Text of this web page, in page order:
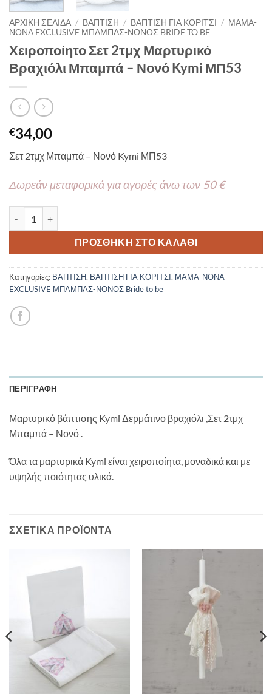
ΑΡΧΙΚΉ ΣΕΛΊΔΑ / ΒΑΠΤΙΣΗ / ΒΑΠΤΙΣΗ ΓΙΑ ΚΟΡΙΤΣΙ / ΜΑΜΑ-
ΝΟΝΑ EXCLUSIVE ΜΠΑΜΠΑΣ-ΝΟΝΟΣ BRIDE TO BE
Χειροποίητο Σετ 2τμχ Μαρτυρικό
Βραχιόλι Μπαμπά – Νονό Kymi ΜΠ53
€34,00
Σετ 2τμχ Μπαμπά – Νονό Kymi ΜΠ53
Δωρεάν μεταφορικά για αγορές άνω των 50 €
ΠΡΟΣΘΉΚΗ ΣΤΟ ΚΑΛΆΘΙ
Κατηγορίες: ΒΑΠΤΙΣΗ, ΒΑΠΤΙΣΗ ΓΙΑ ΚΟΡΙΤΣΙ, ΜΑΜΑ-ΝΟΝΑ
EXCLUSIVE ΜΠΑΜΠΑΣ-ΝΟΝΟΣ Bride to be
ΠΕΡΙΓΡΑΦΉ
Μαρτυρικό βάπτισης Kymi Δερμάτινο βραχιόλι ,Σετ 2τμχ
Μπαμπά – Νονό .
Όλα τα μαρτυρικά Kymi είναι χειροποίητα, μοναδικά και με
υψηλής ποιότητας υλικά.
ΣΧΕΤΙΚΆ ΠΡΟΪΌΝΤΑ